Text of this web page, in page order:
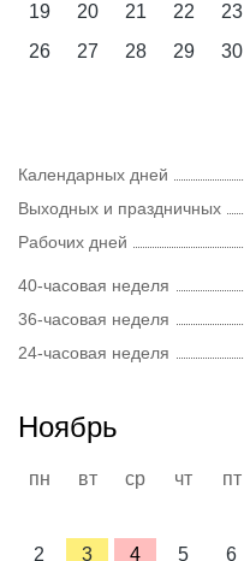
19
20 21 22 23
26
27 28 29 30
Календарных дней
Выходных и праздничных
Рабочих дней
40-часовая неделя
36-часовая неделя
24-часовая неделя
Ноябрь
пн вт ср чт пт
2
3 4 5 6